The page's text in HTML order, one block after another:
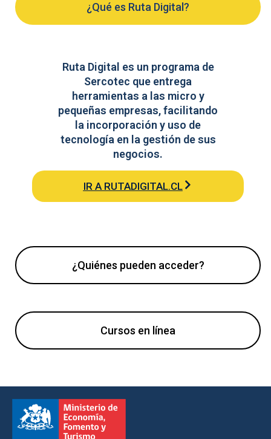
¿Qué es Ruta Digital?
¿Quiénes pueden acceder?
Cursos en línea
Ruta Digital es un programa de
Sercotec que entrega
herramientas a las micro y
pequeñas empresas, facilitando
la incorporación y uso de
tecnología en la gestión de sus
negocios.
IR A RUTADIGITAL.CL